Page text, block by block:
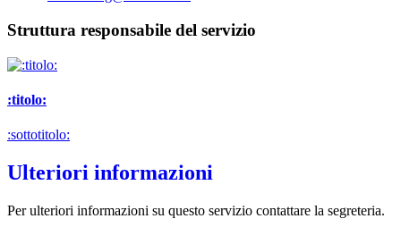
Struttura responsabile del servizio
:titolo:
:sottotitolo:
Ulteriori informazioni
Per ulteriori informazioni su questo servizio contattare la segreteria.